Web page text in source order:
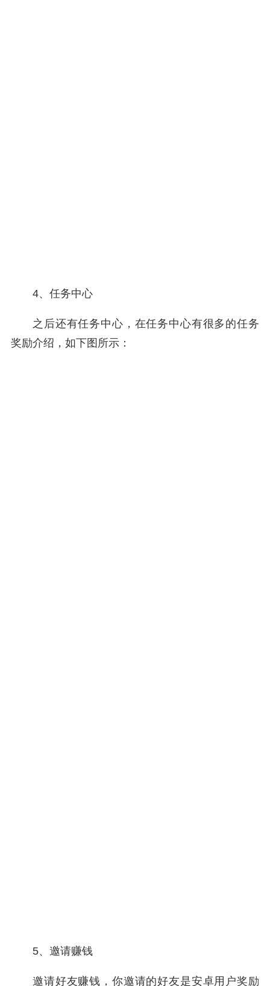
4、任务中心
之后还有任务中心，在任务中心有很多的任务
奖励介绍，如下图所示：
5、邀请赚钱
邀请好友赚钱，你邀请的好友是安卓用户奖励